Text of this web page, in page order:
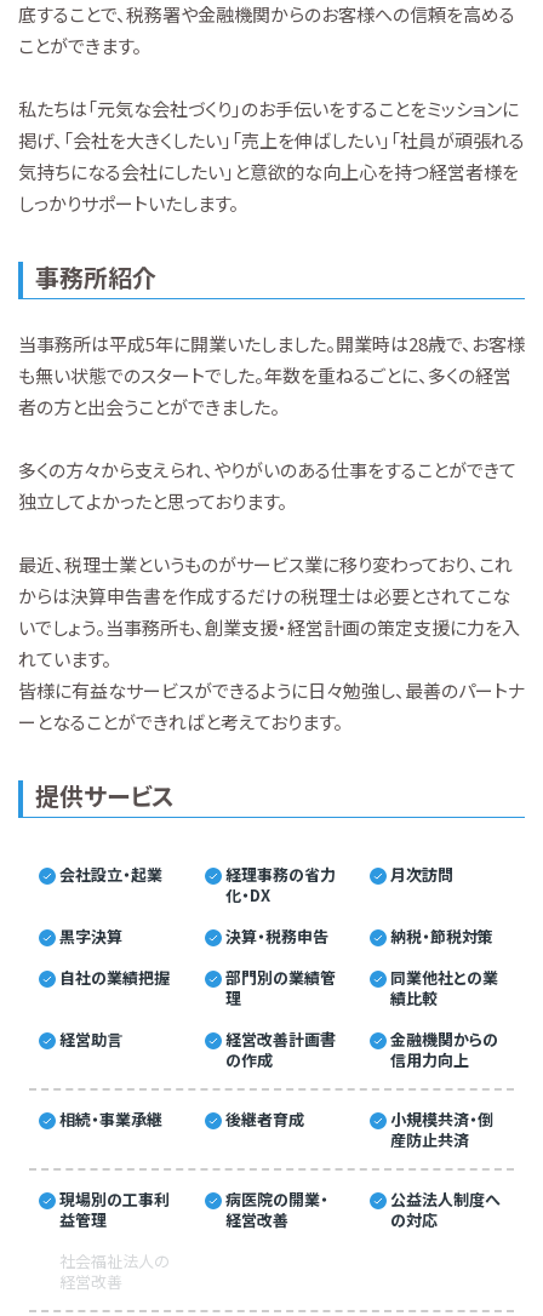
底することで、税務署や金融機関からのお客様への信頼を高める
ことができます。
私たちは「元気な会社づくり」のお手伝いをすることをミッションに
掲げ、「会社を大きくしたい」「売上を伸ばしたい」「社員が頑張れる
気持ちになる会社にしたい」と意欲的な向上心を持つ経営者様を
しっかりサポートいたします。
事務所紹介
当事務所は平成5年に開業いたしました。開業時は28歳で、お客様
も無い状態でのスタートでした。年数を重ねるごとに、多くの経営
者の方と出会うことができました。
多くの方々から支えられ、やりがいのある仕事をすることができて
独立してよかったと思っております。
最近、税理士業というものがサービス業に移り変わっており、これ
からは決算申告書を作成するだけの税理士は必要とされてこな
いでしょう。当事務所も、創業支援・経営計画の策定支援に力を入
れています。
皆様に有益なサービスができるように日々勉強し、最善のパートナ
ーとなることができればと考えております。
提供サービス
会社設立・起業
経理事務の省力
化・DX
月次訪問
黒字決算 決算・税務申告
納税・節税対策
自社の業績把握
部門別の業績管
理
同業他社との業
績比較
経営助言
経営改善計画書
の作成
金融機関からの
信用力向上
相続・事業承継 後継者育成
小規模共済・倒
産防止共済
現場別の工事利
益管理
病医院の開業・
経営改善
公益法人制度へ
の対応
社会福祉法人の
経営改善